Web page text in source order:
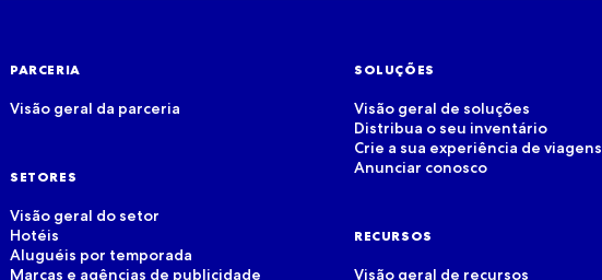
PARCERIA
Visão geral da parceria
SETORES
Visão geral do setor
Hotéis
Aluguéis por temporada
Marcas e agências de publicidade
SOLUÇÕES
Visão geral de soluções
Distribua o seu inventário
Crie a sua experiência de viagens
Anunciar conosco
RECURSOS
Visão geral de recursos